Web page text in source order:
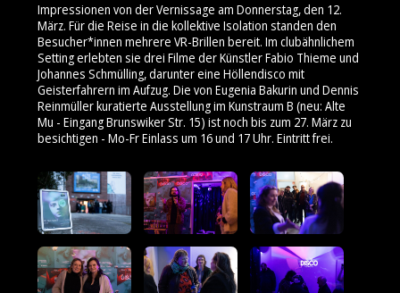
Impressionen von der Vernissage am Donnerstag, den 12.
März. Für die Reise in die kollektive Isolation standen den
Besucher*innen mehrere VR-Brillen bereit. Im clubähnlichem
Setting erlebten sie drei Filme der Künstler Fabio Thieme und
Johannes Schmülling, darunter eine Höllendisco mit
Geisterfahrern im Aufzug. Die von Eugenia Bakurin und Dennis
Reinmüller kuratierte Ausstellung im Kunstraum B (neu: Alte
Mu - Eingang Brunswiker Str. 15) ist noch bis zum 27. März zu
besichtigen - Mo-Fr Einlass um 16 und 17 Uhr. Eintritt frei.